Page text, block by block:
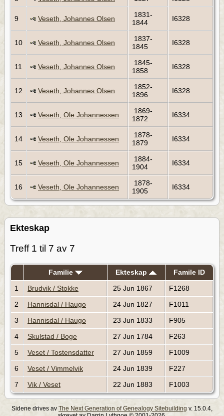
9 Veseth, Johannes Olsen
1831-
1844
I6328
10 Veseth, Johannes Olsen
1837-
1845
I6328
11 Veseth, Johannes Olsen
1845-
1858
I6328
12 Veseth, Johannes Olsen
1852-
1896
I6328
13 Veseth, Ole Johannessen
1869-
1872
I6334
14 Veseth, Ole Johannessen
1878-
1879
I6334
15 Veseth, Ole Johannessen
1884-
1904
I6334
16 Veseth, Ole Johannessen
1878-
1905
I6334
Ekteskap
Treff 1 til 7 av 7
Familie Ekteskap
Famile ID
1
Brudvik / Stokke 25 Jun 1867
F1268
2
Hannisdal / Haugo 24 Jun 1827
F1011
3
Hannisdal / Haugo 23 Jun 1833
F905
4
Skulstad / Boge 27 Jun 1784
F263
5
Veset / Tostensdatter 27 Jun 1859
F1009
6
Veset / Vimmelvik 24 Jun 1839
F227
7
Vik / Veset 22 Jun 1883 F1003
Sidene drives av The Next Generation of Genealogy Sitebuilding v. 15.0.4,